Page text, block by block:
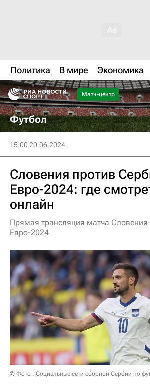
Политика В мире Экономика
Матч-центр
Футбол
15:00 20.06.2024
Словения против
Евро-2024: где
онлайн
Прямая трансляция матча
Евро-2024
© Фото : Социальные сети сборной Сербии по